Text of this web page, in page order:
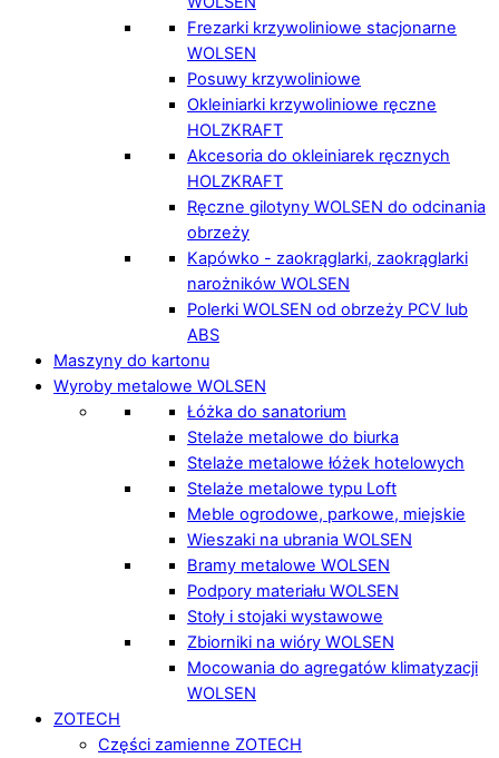
Frezarki krzywoliniowe stacjonarne
WOLSEN
Posuwy krzywoliniowe
Okleiniarki krzywoliniowe ręczne
HOLZKRAFT
Akcesoria do okleiniarek ręcznych
HOLZKRAFT
Ręczne gilotyny WOLSEN do odcinania
obrzeży
Kapówko - zaokrąglarki, zaokrąglarki
narożników WOLSEN
Polerki WOLSEN od obrzeży PCV lub
ABS
Maszyny do kartonu
Wyroby metalowe WOLSEN
Łóżka do sanatorium
Stelaże metalowe do biurka
Stelaże metalowe łóżek hotelowych
Stelaże metalowe typu Loft
Meble ogrodowe, parkowe, miejskie
Wieszaki na ubrania WOLSEN
Bramy metalowe WOLSEN
Podpory materiału WOLSEN
Stoły i stojaki wystawowe
Zbiorniki na wióry WOLSEN
Mocowania do agregatów klimatyzacji
WOLSEN
ZOTECH
Części zamienne ZOTECH